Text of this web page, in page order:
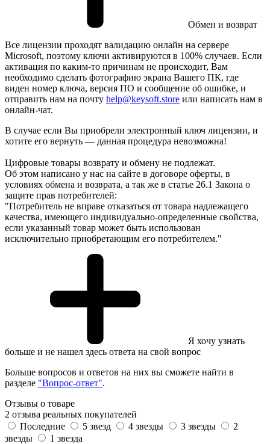
Обмен и возврат
Все лицензии проходят валидацию онлайн на сервере
Microsoft, поэтому ключи активируются в 100% случаев. Если
активация по каким-то причинам не происходит, Вам
необходимо сделать фотографию экрана Вашего ПК, где
виден номер ключа, версия ПО и сообщение об ошибке, и
отправить нам на почту help@keysoft.store или написать нам в
онлайн-чат.
В случае если Вы приобрели электронный ключ лицензии, и
хотите его вернуть — данная процедура невозможна!
Цифровые товары возврату и обмену не подлежат.
Об этом написано у нас на сайте в договоре оферты, в
условиях обмена и возврата, а так же в статье 26.1 Закона о
защите прав потребителей:
"Потребитель не вправе отказаться от товара надлежащего
качества, имеющего индивидуально-определенные свойства,
если указанный товар может быть использован
исключительно приобретающим его потребителем."
Я хочу узнать
больше и не нашел здесь ответа на свой вопрос
Больше вопросов и ответов на них вы сможете найти в
разделе "Вопрос-ответ".
Отзывы о товаре
2 отзыва реальных покупателей
Последние
5 звезд 4 звезды 3 звезды
2
звезды
1 звезда